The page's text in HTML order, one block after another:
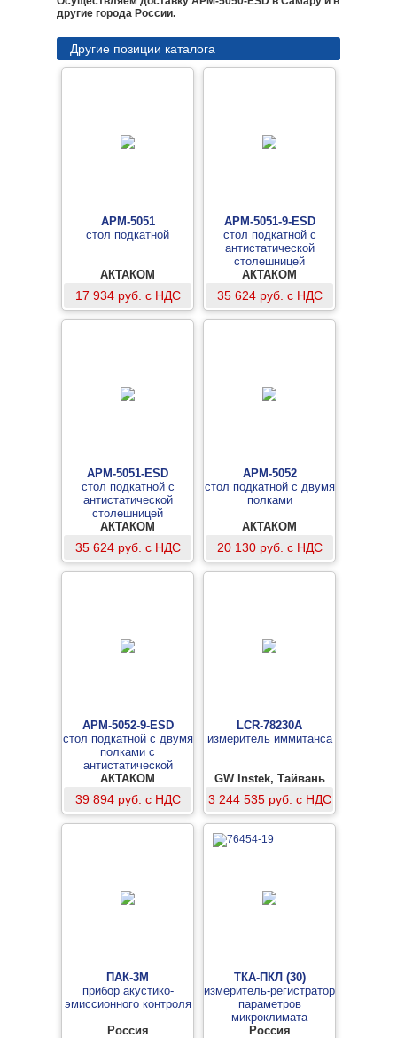
другие города России.
Другие позиции каталога
АРМ-5051
стол подкатной
АКТАКОМ
17 934 руб. с НДС
АРМ-5051-9-ESD
стол подкатной с
антистатической
столешницей
АКТАКОМ
35 624 руб. с НДС
АРМ-5051-ESD
стол подкатной с
антистатической
столешницей
АКТАКОМ
35 624 руб. с НДС
АРМ-5052
стол подкатной с двумя
полками
АКТАКОМ
20 130 руб. с НДС
АРМ-5052-9-ESD
стол подкатной с двумя
полками с
антистатической
столешницей
АКТАКОМ
39 894 руб. с НДС
LCR-78230A
измеритель иммитанса
GW Instek, Тайвань
3 244 535 руб. с НДС
ПАК-3М
прибор акустико-
эмиссионного контроля
Россия
ТКА-ПКЛ (30)
измеритель-регистратор
параметров
микроклимата
Россия